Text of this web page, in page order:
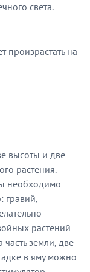
света.
произрастать на
высоты и две
растения.
необходимо
гравий,
растений
земли, две
в яму можно